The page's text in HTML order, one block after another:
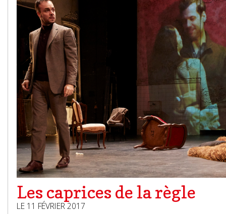
Les caprices de la règle
LE 11 FÉVRIER 2017